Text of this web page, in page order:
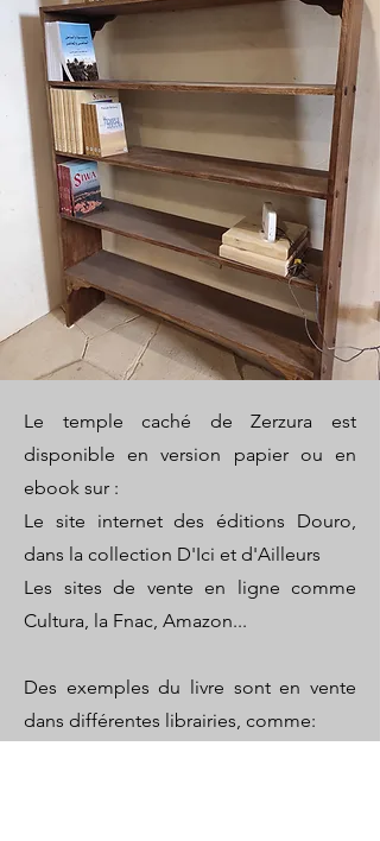
Le temple caché de Zerzura est
disponible en version papier ou en
ebook sur :
Le site internet des éditions Douro,
dans la collection D'Ici et d'Ailleurs
Les sites de vente en ligne comme
Cultura, la Fnac, Amazon...
Des exemples du livre sont en vente
dans différentes librairies, comme: